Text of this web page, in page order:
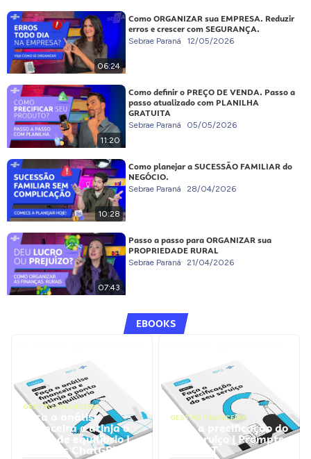
06:24
Como ORGANIZAR sua EMPRESA. Reduzir
erros e crescer com SEGURANÇA.
Sebrae Paraná 12/05/2026
11:20
Como definir o PREÇO DE VENDA. Passo a
passo atualizado com PLANILHA
GRATUITA
Sebrae Paraná 05/05/2026
10:28
Como planejar a SUCESSÃO FAMILIAR do
NEGÓCIO.
Sebrae Paraná 28/04/2026
07:43
Passo a passo para ORGANIZAR sua
PROPRIEDADE RURAL
Sebrae Paraná 21/04/2026
EBOOKS
GESTÃO FINANCEIRA
Faça a análise
financeira e atinja o
ponto de equilíbrio |
Prompts ChatGPT
GESTÃO FINANCEIRA
Faça a precificação do
seu serviço | Prompts
ChatGPT